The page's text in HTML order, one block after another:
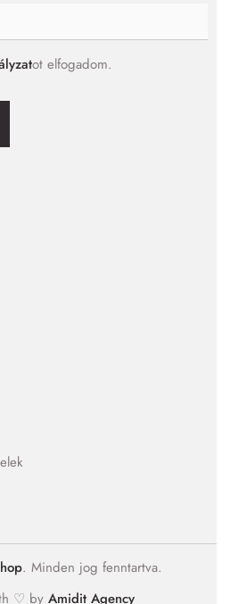
ot elfogadom.
. Minden jog fenntartva.
♡ by Amidit Agency